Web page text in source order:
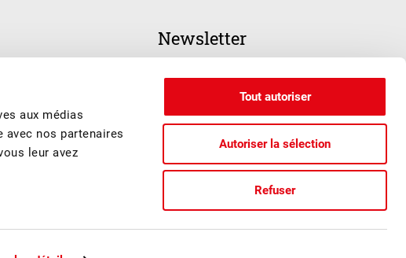
aux médias
nos partenaires
leur avez
Tout autoriser
Autoriser la sélection
Refuser
Newsletter